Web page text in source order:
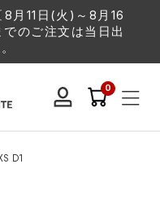
月11日(火)～8月16
のご注文は当日出
0
D1